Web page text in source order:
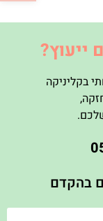
ייעוץ?
בקליניקה
,
.
בהקדם